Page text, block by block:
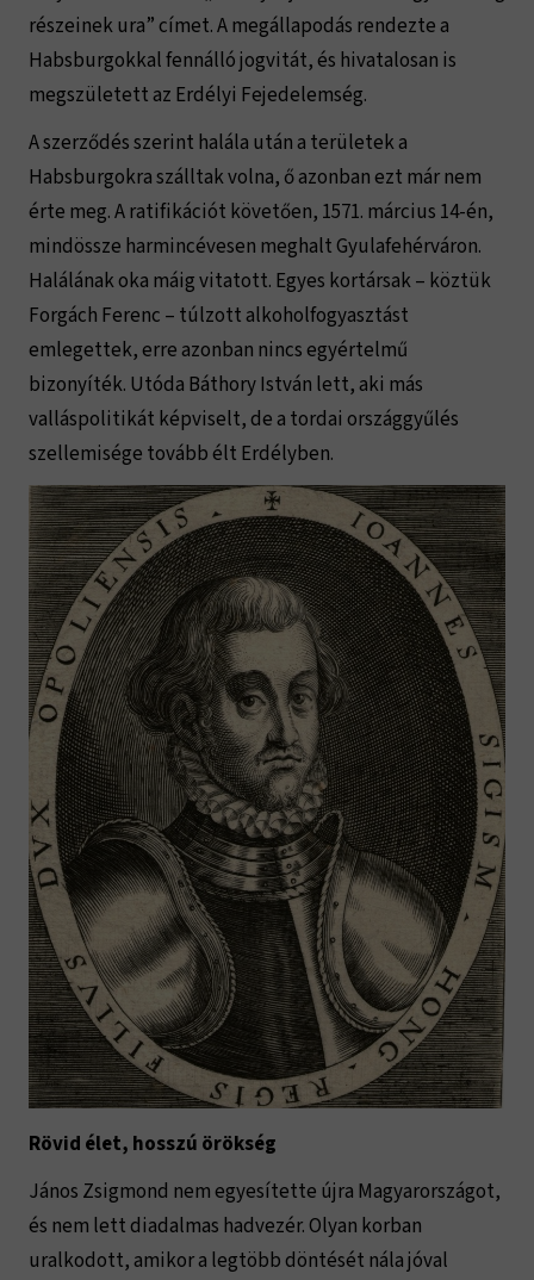
részeinek ura” címet. A megállapodás rendezte a
Habsburgokkal fennálló jogvitát, és hivatalosan is
megszületett az Erdélyi Fejedelemség.
A szerződés szerint halála után a területek a
Habsburgokra szálltak volna, ő azonban ezt már nem
érte meg. A ratifikációt követően, 1571. március 14-én,
mindössze harmincévesen meghalt Gyulafehérváron.
Halálának oka máig vitatott. Egyes kortársak – köztük
Forgách Ferenc – túlzott alkoholfogyasztást
emlegettek, erre azonban nincs egyértelmű
bizonyíték. Utóda Báthory István lett, aki más
valláspolitikát képviselt, de a tordai országgyűlés
szellemisége tovább élt Erdélyben.
Rövid élet, hosszú örökség
János Zsigmond nem egyesítette újra Magyarországot,
és nem lett diadalmas hadvezér. Olyan korban
uralkodott, amikor a legtöbb döntését nála jóval